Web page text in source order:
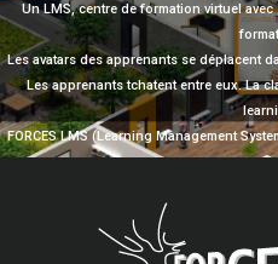
Un LMS, centre de formation virtuel
Les avatars des apprenants se déplacent
Les apprenants tchatent entre eux. La
FORCES LMS (Learning Management